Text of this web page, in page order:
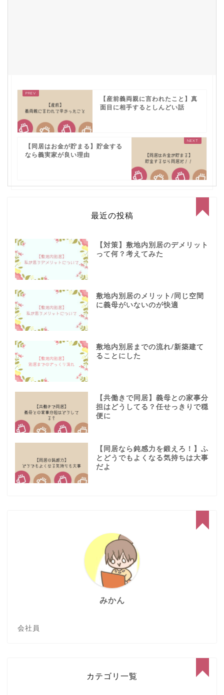
【産前義両親に言われたこと】真
面目に相手するとしんどい話
【同居はお金が貯まる】貯金する
なら義実家が良い理由
最近の投稿
【対策】敷地内別居のデメリット
って何？考えてみた
敷地内別居のメリット/同じ空間
に義母がいないのが快適
敷地内別居までの流れ/新築建て
ることにした
【共働きで同居】義母との家事分
担はどうしてる？任せっきりで穏
便に
【同居なら鈍感力を鍛えろ！】ふ
とどうでもよくなる気持ちは大事
だよ
みかん
会社員
カテゴリ一覧